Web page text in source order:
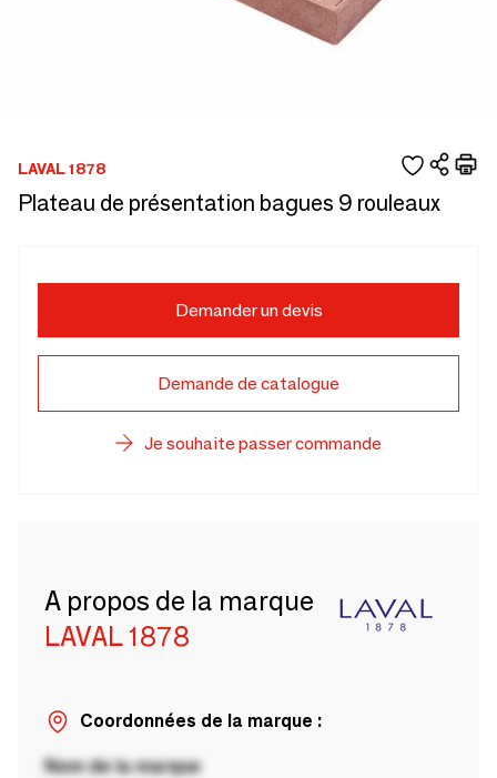
LAVAL 1878
Plateau de présentation bagues 9 rouleaux
Demander un devis
Demande de catalogue
Je souhaite passer commande
A propos de la marque
LAVAL 1878
Coordonnées de la marque :
Nom de la marque